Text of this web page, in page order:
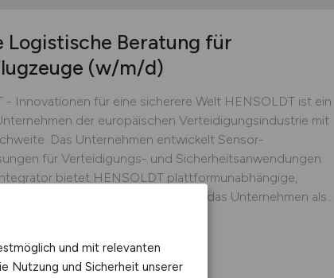
Logistische Beratung für
(w/m/d)
- Innovationen für eine sicherere Welt HENSOLDT ist ein
der europäischen Verteidigungsindustrie mit
Das Unternehmen entwickelt Sensor-
für Verteidigungs- und Sicherheitsanwendungen.
bietet HENSOLDT plattformunabhängige,
an. Zugleich treibt das Unternehmen als...
Fürstenfeldbruck
und mit relevanten
Nutzung und Sicherheit unserer